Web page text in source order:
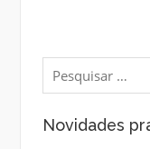
Pesquisar
por:
Novidades